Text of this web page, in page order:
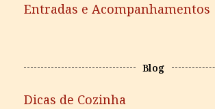
Entradas e Acompanhamentos
Blog
Dicas de Cozinha